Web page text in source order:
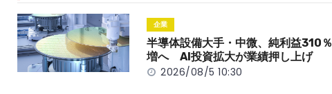
o
o
k
k
企業
半導体設備大手・中微、純利益310％
増へ AI投資拡大が業績押し上げ
2026/08/5 10:30